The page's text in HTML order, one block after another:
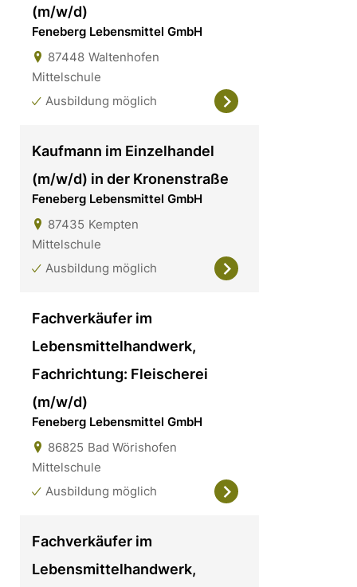
(m/w/d)
Feneberg Lebensmittel GmbH
87448 Waltenhofen
Mittelschule
Ausbildung möglich
Kaufmann im Einzelhandel
(m/w/d) in der Kronenstraße
Feneberg Lebensmittel GmbH
87435 Kempten
Mittelschule
Ausbildung möglich
Fachverkäufer im
Lebensmittelhandwerk,
Fachrichtung: Fleischerei
(m/w/d)
Feneberg Lebensmittel GmbH
86825 Bad Wörishofen
Mittelschule
Ausbildung möglich
Fachverkäufer im
Lebensmittelhandwerk,